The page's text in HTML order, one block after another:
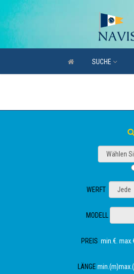
SUCHE
WERFT
MODELL
PREIS min.€.
LÄNGE